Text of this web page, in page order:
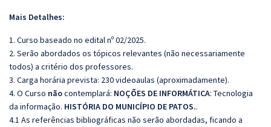
Mais Detalhes:
1. Curso baseado no edital nº 02/2025.
2. Serão abordados os tópicos relevantes (não necessariamente
todos) a critério dos professores.
3. Carga horária prevista: 230 videoaulas (aproximadamente).
4. O Curso nãocontemplará: NOÇÕES DE INFORMÁTICA: Tecnologia
da informação. HISTÓRIA DO MUNICÍPIO DE PATOS..
4.1 As referências bibliográficas não serão abordadas, ficando a